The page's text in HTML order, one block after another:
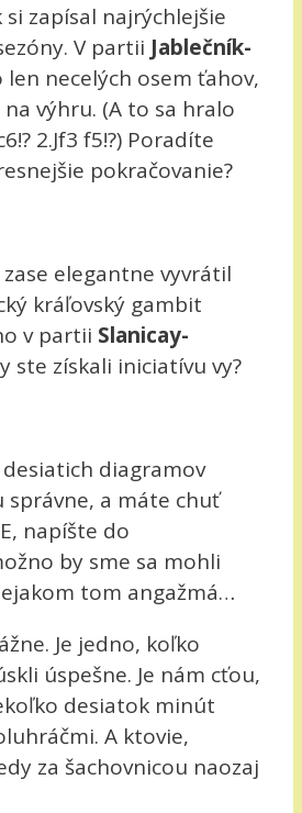
si zapísal najrýchlejšie
V partii Jablečník-
len necelých osem ťahov,
výhru. (A to sa hralo
2.Jf3 f5!?) Poradíte
pokračovanie?
zase elegantne vyvrátil
kráľovský gambit
v partii Slanicay-
ste získali iniciatívu vy?
diagramov
správne, a máte chuť
napíšte do
by sme sa mohli
tom angažmá…
Je jedno, koľko
úspešne. Je nám cťou,
desiatok minút
A ktovie,
za šachovnicou naozaj